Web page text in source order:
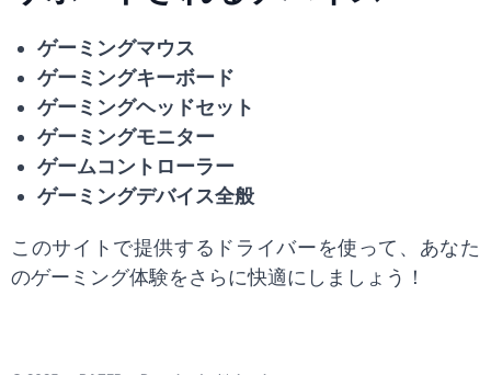
ゲーミングマウス
ゲーミングキーボード
ゲーミングヘッドセット
ゲーミングモニター
ゲームコントローラー
ゲーミングデバイス全般
このサイトで提供するドライバーを使って、あなた
のゲーミング体験をさらに快適にしましょう！